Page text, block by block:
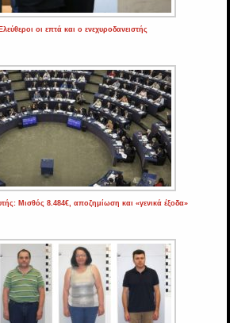
οι επτά και ο ενεχυροδανειστής
Μισθός 8.484€, αποζημίωση και «γενικά έξοδα»